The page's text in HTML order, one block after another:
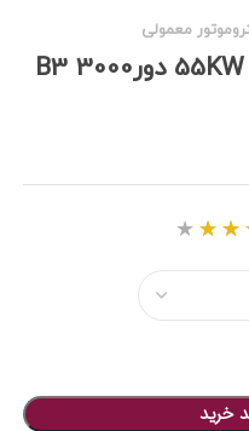
معمولی
الکتروموتور بدنه آلومینیوم 55KW دور3000 B3
★
★
★
خرید